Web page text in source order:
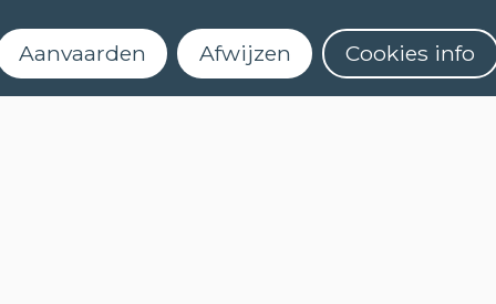
TALEN
Aanvaarden Afwijzen Cookies info